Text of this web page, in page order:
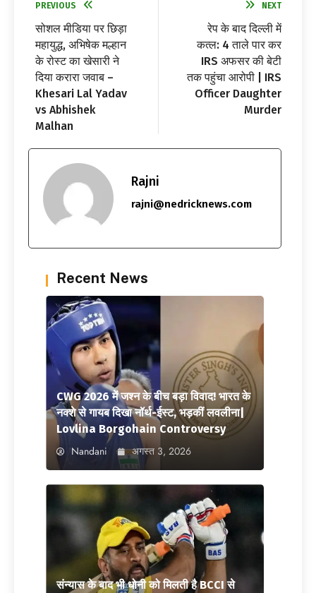
PREVIOUS
सोशल मीडिया पर छिड़ा
महायुद्ध, अभिषेक मल्हान
के रोस्ट का खेसारी ने
दिया करारा जवाब –
Khesari Lal Yadav
vs Abhishek
Malhan
NEXT
रेप के बाद दिल्ली में
कत्ल: 4 ताले पार कर
IRS अफसर की बेटी
तक पहुंचा आरोपी | IRS
Officer Daughter
Murder
Rajni
rajni@nedricknews.com
Recent News
CWG 2026 में जश्न के बीच बड़ा विवाद! भारत के
नक्शे से गायब दिखा नॉर्थ-ईस्ट, भड़कीं लवलीना|
Lovlina Borgohain Controversy
Nandani अगस्त 3, 2026
संन्यास के बाद भी धोनी को मिलती है BCCI से